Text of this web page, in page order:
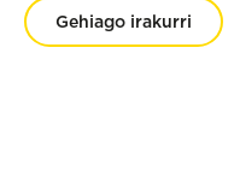
Gehiago irakurri